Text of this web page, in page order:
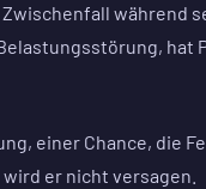
während
hat
einer Chance, die
er nicht versagen.